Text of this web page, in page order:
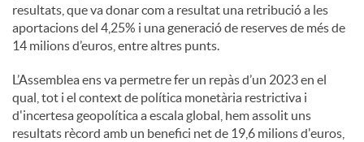
resultats, que va donar com a resultat una retribució a les
aportacions del 4,25% i una generació de reserves de més de
14 milions d’euros, entre altres punts.
L’Assemblea ens va permetre fer un repàs d’un 2023 en el
qual, tot i el context de política monetària restrictiva i
d'incertesa geopolítica a escala global, hem assolit uns
resultats rècord amb un benefici net de 19,6 milions d'euros,